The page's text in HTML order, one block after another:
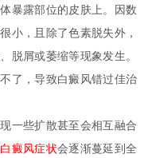
暴露部位的皮肤上。因数
小，且除了色素脱失外，
脱屑或萎缩等现象发生。
了，导致白癜风错过佳治
些扩散甚至会相互融合
白癜风症状会逐渐蔓延到全